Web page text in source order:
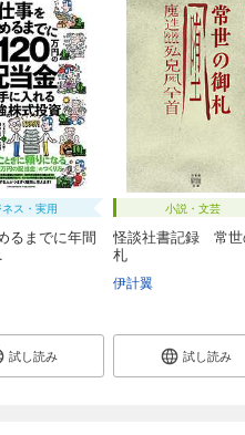
ネス・実用
るまでに年間
試し読み
小説・文芸
怪談社書記録 常世
札
伊計翼
試し読み